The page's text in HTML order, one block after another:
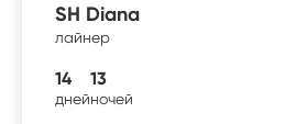
SH Diana
лайнер
14
дней
13
ночей